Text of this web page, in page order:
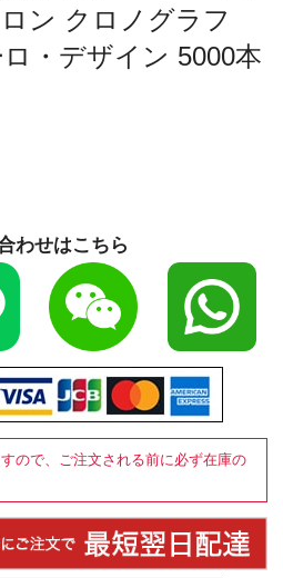
ン クロノグラフ
・デザイン 5000本
わせはこちら
ので、ご注文される前に必ず在庫の